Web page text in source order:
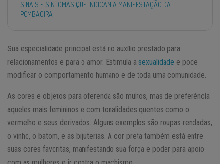
SINAIS E SINTOMAS QUE INDICAM A MANIFESTAÇÃO DA
POMBAGIRA
Sua especialidade principal está no auxílio prestado para
relacionamentos e para o amor. Estimula a sexualidade e pode
modificar o comportamento humano e de toda uma comunidade.
As cores e objetos para oferenda são muitos, mas de preferência
aqueles mais femininos e com tonalidades quentes como o
vermelho e seus derivados. Alguns exemplos são roupas rendadas,
o vinho, o batom, e as bijuterias. A cor preta também está entre
suas cores favoritas, manifestando sua força e poder para apoio